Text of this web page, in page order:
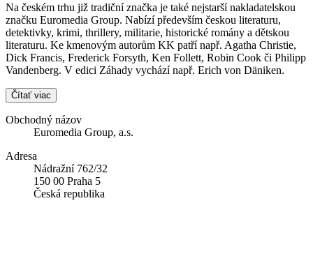
Na českém trhu již tradiční značka je také nejstarší nakladatelskou
značku Euromedia Group. Nabízí především českou literaturu,
detektivky, krimi, thrillery, militarie, historické romány a dětskou
literaturu. Ke kmenovým autorům KK patří např. Agatha Christie,
Dick Francis, Frederick Forsyth, Ken Follett, Robin Cook či Philipp
Vandenberg. V edici Záhady vychází např. Erich von Däniken.
Čítať viac
Obchodný názov
Euromedia Group, a.s.
Adresa
Nádražní 762/32
150 00 Praha 5
Česká republika